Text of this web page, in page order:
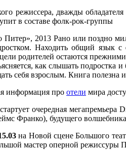
режиссера, дважды
в составе фолк-рок-группы
2013 Рано или поздно
Находить общий язык
родителей остаются
как слышать подростка
себя взрослым. Книга полезна
информация про отели мира
очередная
Франко), будущего
на Новой сцене Большого
мастер оперной